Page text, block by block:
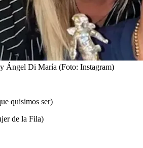
Ángel Di María (Foto: Instagram)
quisimos ser)
de la Fila)